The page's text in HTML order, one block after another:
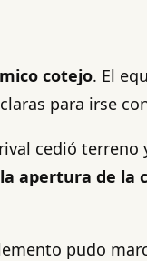
cotejo. El
para irse
cedió
apertura de
pudo